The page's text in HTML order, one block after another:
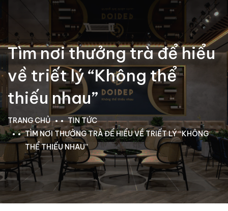
Tìm nơi thưởng trà để hiểu
về triết lý “Không thể
thiếu nhau”
TRANG CHỦ
TIN TỨC
TÌM NƠI THƯỞNG TRÀ ĐỂ HIỂU VỀ TRIẾT LÝ “KHÔNG
THỂ THIẾU NHAU”